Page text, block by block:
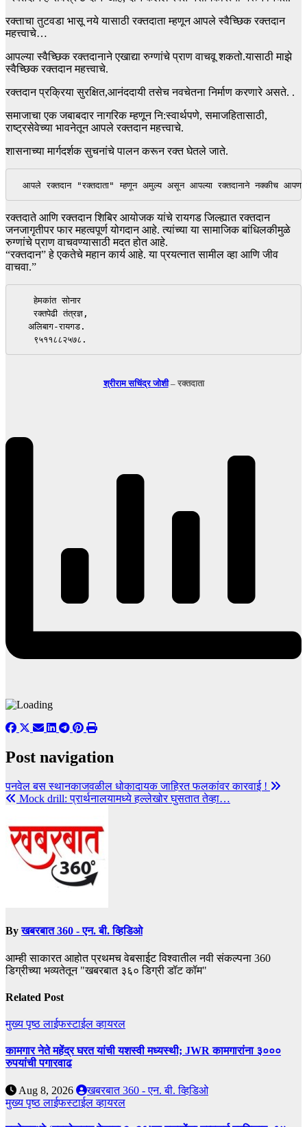
रक्ताचा तुटवडा भासू नये यासाठी रक्तदाता म्हणून आपले स्वैच्छिक रक्तदान
महत्त्वाचे…
आपल्या स्वैच्छिक रक्तदानाने एखाद्या रुग्णांचे प्राण वाचवू शकतो.यासाठी माझे
स्वैच्छिक रक्तदान महत्त्वाचे.
रक्तदान प्रक्रिया सुरक्षित,आनंददायी तसेच नवचेतना निर्माण करणारे असते. .
समाजाचा एक जबाबदार नागरिक म्हणून नि:स्वार्थपणे, समाजहितासाठी,
राष्ट्रसेवेच्या भावनेतून आपले रक्तदान महत्त्वाचे.
शासनाच्या मार्गदर्शक सुचनांचे पालन करून रक्त घेतले जाते.
आपले रक्तदान "रक्तदाता" म्हणून अमुल्य असून आपल्या रक्तदानाने नक्कीच आपण
रक्तदाते आणि रक्तदान शिबिर आयोजक यांचे रायगड जिल्ह्यात रक्तदान
जनजागृतीपर फार महत्वपूर्ण योगदान आहे. त्यांच्या या सामाजिक बांधिलकीमुळे
रुग्णांचे प्राण वाचवण्यासाठी मदत होत आहे.
“रक्तदान” हे एकतेचे महान कार्य आहे. या प्रयत्नात सामील व्हा आणि जीव
वाचवा.”
   हेमकांत सोनार
   रक्तपेढी तंत्रज्ञ,
  अलिबाग-रायगड.
   ९५११८८२५७८.
श्रीराम सचिंद्र जोशी– रक्तदाता
Post navigation
पनवेल बस स्थानकाजवळील धोकादायक जाहिरत फलकांवर कारवाई !
Mock drill: प्रार्थनालयामध्ये हल्लेखोर घुसतात तेव्हा…
Byखबरबात 360 - एन. बी. व्हिडिओ
आम्ही साकारत आहोत प्रथमच वेबसाईट विश्वातील नवी संकल्पना 360
डिग्रीच्या भव्यतेतून "खबरबात ३६० डिग्री डॉट कॉम"
Related Post
मुख्य पृष्ठलाईफस्टाईलव्हायरल
कामगार नेते महेंद्र घरत यांची यशस्वी मध्यस्थी; JWR कामगारांना ३०००
रुपयांची पगारवाढ
Aug 8, 2026
खबरबात 360 - एन. बी. व्हिडिओ
मुख्य पृष्ठलाईफस्टाईलव्हायरल